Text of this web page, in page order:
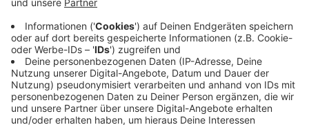
dabei am häufigsten die 20er und 50er Scheine, die mit
einem Anteil von jeweils rund 40 Prozent die
häufigsten „Blüten“ sind. Im letzten Jahr hat die
Bundesbank rund 42.000 gefälschte Scheine
registriert. Die Anzahl der gefälschten Scheine, die
entdeckt wurden, hat aber abgenommen. Weitere
Infos dazu hat unser Finanzexperte Maximilian Blusch.